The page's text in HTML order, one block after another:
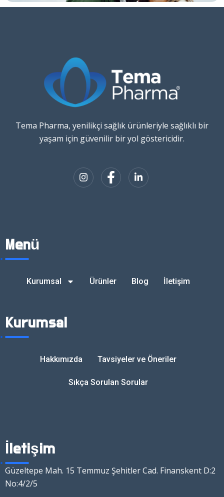
Tema Pharma, yenilikçi sağlık ürünleriyle sağlıklı bir
yaşam için güvenilir bir yol göstericidir.
Menü
Kurumsal Ürünler Blog İletişim
Kurumsal
Hakkımızda Tavsiyeler ve Öneriler
Sıkça Sorulan Sorular
İletişim
Güzeltepe Mah. 15 Temmuz Şehitler Cad. Finanskent D:2
No:4/2/5